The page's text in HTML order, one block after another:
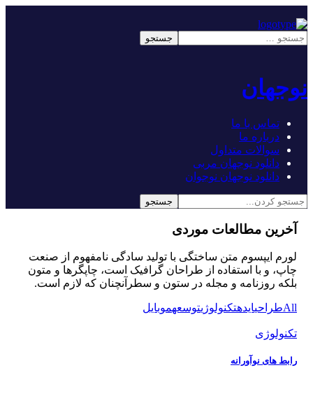
نوجهان
تماس با ما
درباره ما
سوالات متداول
دانلود نوجهان مربی
دانلود نوجهان نوجوان
آخرین مطالعات موردی
لورم ایپسوم متن ساختگی با تولید سادگی نامفهوم از صنعت
چاپ، و با استفاده از طراحان گرافیک است، چاپگرها و متون
بلکه روزنامه و مجله در ستون و سطرآنچنان که لازم است.
Allطراحیایدهتکنولوژیتوسعهموبایل
تکنولوژی
رابط های نوآورانه